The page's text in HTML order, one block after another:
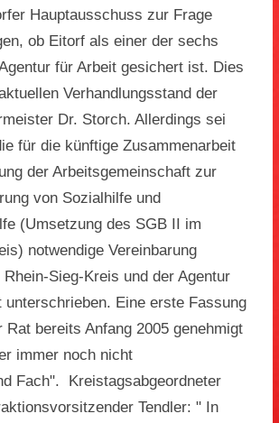
Hauptausschuss zur Frage
ob Eitorf als einer der sechs
für Arbeit gesichert ist. Dies
Verhandlungsstand der
Dr. Storch. Allerdings sei
für die künftige Zusammenarbeit
der Arbeitsgemeinschaft zur
von Sozialhilfe und
(Umsetzung des SGB II im
notwendige Vereinbarung
Sieg-Kreis und der Agentur
unterschrieben. Eine erste Fassung
Rat bereits Anfang 2005 genehmigt
immer noch nicht
Fach". Kreistagsabgeordneter
Tendler: " In